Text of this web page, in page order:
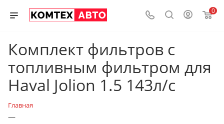
0
Комплект фильтров с
топливным фильтром для
Haval Jolion 1.5 143л/с
Главная
—